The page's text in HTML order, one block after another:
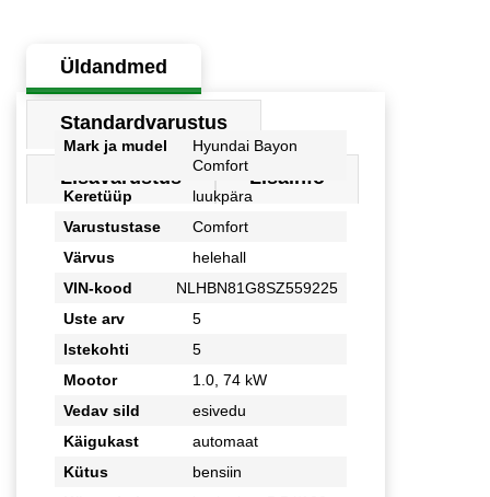
Üldandmed
Standardvarustus
Lisavarustus Lisainfo
Mark ja mudel
Hyundai Bayon
Comfort
Keretüüp
luukpära
Varustustase
Comfort
Värvus
helehall
VIN-kood
NLHBN81G8SZ559225
Uste arv
5
Istekohti
5
Mootor
1.0, 74 kW
Vedav sild
esivedu
Käigukast
automaat
Kütus
bensiin